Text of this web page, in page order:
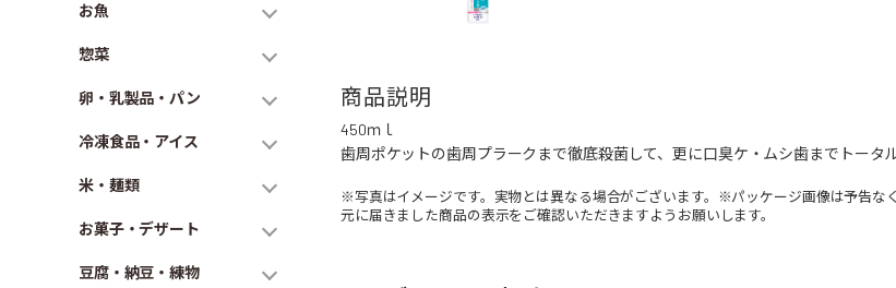
お魚
惣菜
卵・乳製品・パン
冷凍食品・アイス
米・麺類
お菓子・デザート
豆腐・納豆・練物
商品説明
450ｍｌ
歯周ポケットの歯周プラークまで徹底殺菌して、更に口臭ケ・ムシ歯までトータ
※写真はイメージです。実物とは異なる場合がございます。※パッケージ画像は予告
元に届きました商品の表示をご確認いただきますようお願いします。